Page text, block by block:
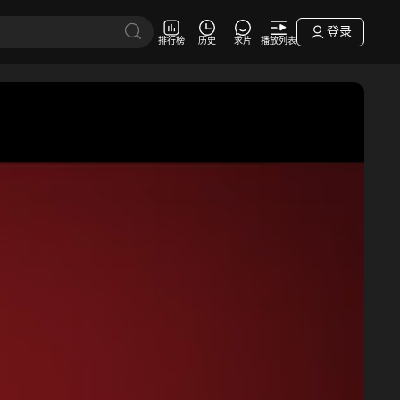
排行榜 历史 求片 播放列表
登录